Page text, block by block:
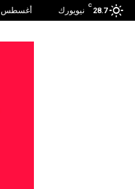
28.7
C
نيويورك أغسطس 7, 2026